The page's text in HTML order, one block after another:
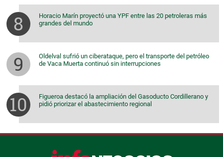
Horacio Marín proyectó una YPF entre las 20 petroleras más
grandes del mundo
Oldelval sufrió un ciberataque, pero el transporte del petróleo
de Vaca Muerta continuó sin interrupciones
Figueroa destacó la ampliación del Gasoducto Cordillerano y
pidió priorizar el abastecimiento regional